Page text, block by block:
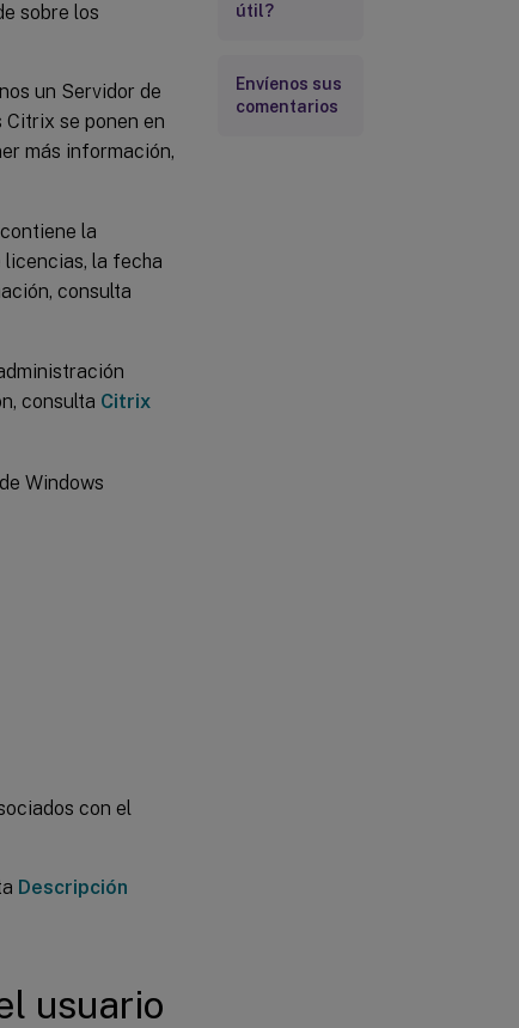
sobre los
un Servidor de
se ponen en
más información,
la
la fecha
consulta
consulta Citrix
Windows
con el
Descripción
usuario
útil?
Envíenos sus
comentarios